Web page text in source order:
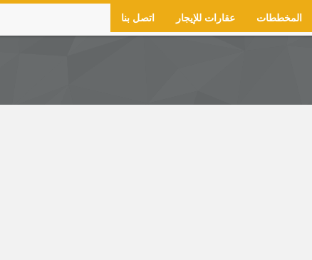
اتصل بنا عقارات للإيجار المخططات